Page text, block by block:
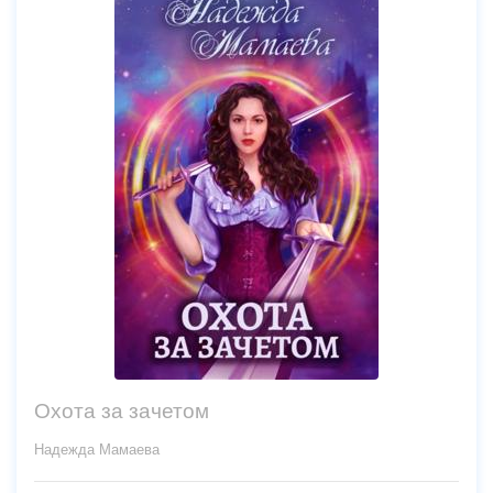
Охота за зачетом
Надежда Мамаева